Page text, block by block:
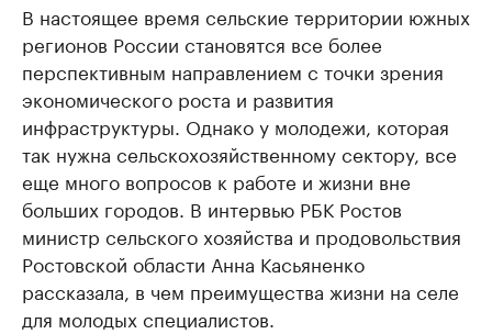
В настоящее время сельские территории южных
регионов России становятся все более
перспективным направлением с точки зрения
экономического роста и развития
инфраструктуры. Однако у молодежи, которая
так нужна сельскохозяйственному сектору, все
еще много вопросов к работе и жизни вне
больших городов. В интервью РБК Ростов
министр сельского хозяйства и продовольствия
Ростовской области Анна Касьяненко
рассказала, в чем преимущества жизни на селе
для молодых специалистов.